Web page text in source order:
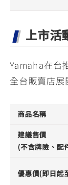
上市活
Yamaha在台
全台販賣店展
商品名稱
建議售價
(不含牌險、配
優惠價(即日起